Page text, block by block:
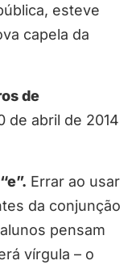
esteve
capela da
de
de abril de 2014
Errar ao usar
da conjunção
pensam
vírgula – o